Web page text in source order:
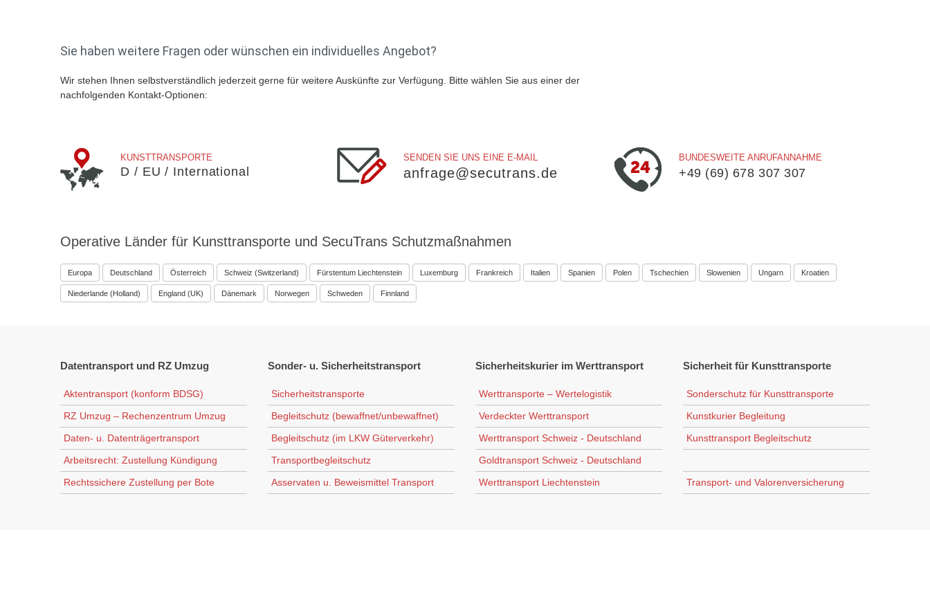
Sie haben weitere Fragen oder wünschen ein individuelles Angebot?
Wir stehen Ihnen selbstverständlich jederzeit gerne für weitere Auskünfte zur Verfügung. Bitte wählen Sie aus einer der
nachfolgenden Kontakt-Optionen:
KUNSTTRANSPORTE
D / EU / International
SENDEN SIE UNS EINE E-MAIL
anfrage@secutrans.de
BUNDESWEITE ANRUFANNAHME
+49 (69) 678 307 307
Operative Länder für Kunsttransporte und SecuTrans Schutzmaßnahmen
Europa Deutschland Österreich Schweiz (Switzerland) Fürstentum Liechtenstein Luxemburg Frankreich Italien Spanien Polen Tschechien Slowenien Ungarn Kroatien
Niederlande (Holland) England (UK) Dänemark Norwegen Schweden Finnland
Datentransport und RZ Umzug
Aktentransport (konform BDSG)
RZ Umzug – Rechenzentrum Umzug
Daten- u. Datenträgertransport
Arbeitsrecht: Zustellung Kündigung
Rechtssichere Zustellung per Bote
Sonder- u. Sicherheitstransport
Sicherheitstransporte
Begleitschutz (bewaffnet/unbewaffnet)
Begleitschutz (im LKW Güterverkehr)
Transportbegleitschutz
Asservaten u. Beweismittel Transport
Sicherheitskurier im Werttransport
Werttransporte – Wertelogistik
Verdeckter Werttransport
Werttransport Schweiz - Deutschland
Goldtransport Schweiz - Deutschland
Werttransport Liechtenstein
Sicherheit für Kunsttransporte
Sonderschutz für Kunsttransporte
Kunstkurier Begleitung
Kunsttransport Begleitschutz
Transport- und Valorenversicherung